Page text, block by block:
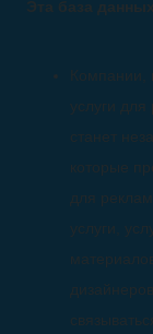
Эта база
услуги
станет
которые
для
услуги,